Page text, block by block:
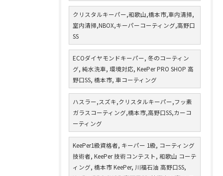
クリスタルキーパー,和歌山,橋本市,車内清掃,
室内清掃,NBOX,キーパーコーティング,高野口
SS
ECOダイヤモンドキーパー, 冬のコーティン
グ, 純水洗車, 環境対応, KeePer PRO SHOP 高
野口SS, 橋本市, 車コーティング
ハスラー,スズキ,クリスタルキーパー,フッ素
ガラスコーティング,橋本市,高野口SS,カーコ
ーティング
KeePer1級資格者, キーパー 1級, コーティング
技術者, KeePer 技術コンテスト, 和歌山 コーテ
ィング, 橋本市 KeePer, 川福石油 高野口SS,